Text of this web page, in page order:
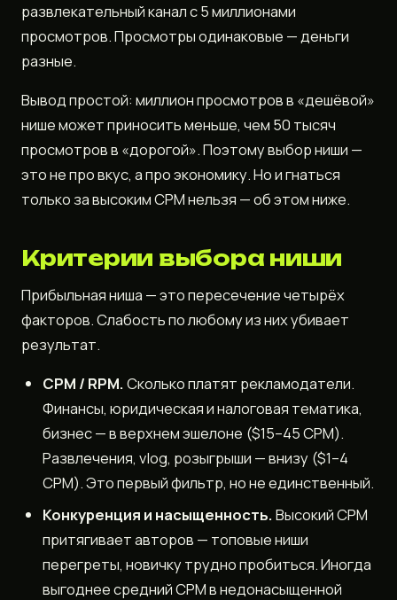
развлекательный канал с 5 миллионами
просмотров. Просмотры одинаковые — деньги
разные.
Вывод простой: миллион просмотров в «дешёвой»
нише может приносить меньше, чем 50 тысяч
просмотров в «дорогой». Поэтому выбор ниши —
это не про вкус, а про экономику. Но и гнаться
только за высоким CPM нельзя — об этом ниже.
Критерии выбора ниши
Прибыльная ниша — это пересечение четырёх
факторов. Слабость по любому из них убивает
результат.
CPM / RPM.Сколько платят рекламодатели.
Финансы, юридическая и налоговая тематика,
бизнес — в верхнем эшелоне ($15–45 CPM).
Развлечения, vlog, розыгрыши — внизу ($1–4
CPM). Это первый фильтр, но не единственный.
Конкуренция и насыщенность.Высокий CPM
притягивает авторов — топовые ниши
перегреты, новичку трудно пробиться. Иногда
выгоднее средний CPM в недонасыщенной